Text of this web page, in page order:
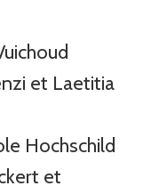
et Laetitia
Hochschild
et